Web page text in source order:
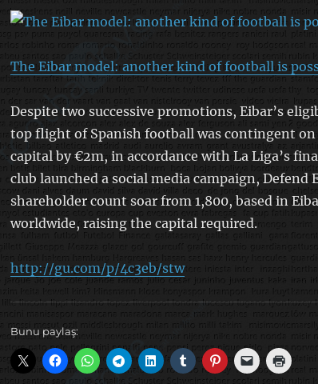
The Eibar model: another kind of football is
Despite two successive promotions, Eibar’s
top flight of Spanish football was contingent
capital by €2m, in accordance with La Liga’s
club launched a social media campaign, Defend
shareholder count soar from 1,800, based in
worldwide, raising the capital required.
http://gu.com/p/4c3eb/stw
Bunu paylaş: